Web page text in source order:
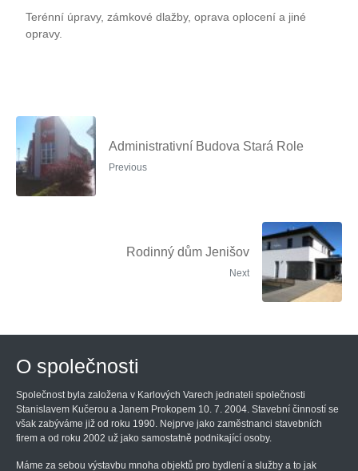
Terénní úpravy, zámkové dlažby, oprava oplocení a jiné
opravy.
Administrativní Budova Stará Role
Previous
Rodinný dům Jenišov
Next
O společnosti
Společnost byla založena v Karlových Varech jednateli společnosti
Stanislavem Kučerou a Janem Prokopem 10. 7. 2004. Stavební činností se
však zabýváme již od roku 1990. Nejprve jako zaměstnanci stavebních
firem a od roku 2002 už jako samostatně podnikající osoby.
Máme za sebou výstavbu mnoha objektů pro bydlení a služby a to jak